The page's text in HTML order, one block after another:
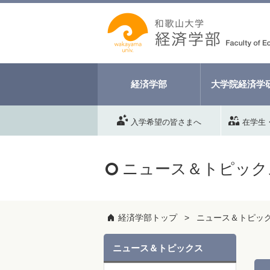
経済学部 大学院経済学
入学希望の皆さまへ 在学生
ニュース＆トピッ
経済学部トップ ニュース＆トピッ
ニュース＆トピックス